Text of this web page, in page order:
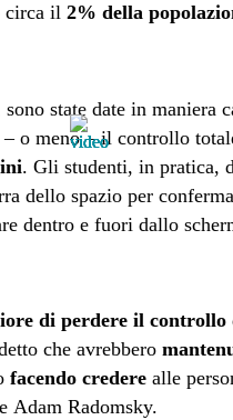
circa il 2% della
state date in maniera
– o meno – il controllo
. Gli studenti, in pratica,
dello spazio per
dentro e fuori dallo
di perdere il controllo
che avrebbero
facendo credere alle
Adam Radomsky.